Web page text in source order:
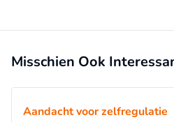
Misschien Ook
Aandacht voor zelfregulatie